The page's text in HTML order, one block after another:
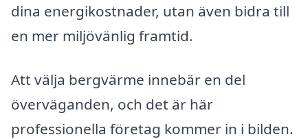
dina energikostnader, utan även bidra till
en mer miljövänlig framtid.
Att välja bergvärme innebär en del
överväganden, och det är här
professionella företag kommer in i bilden.